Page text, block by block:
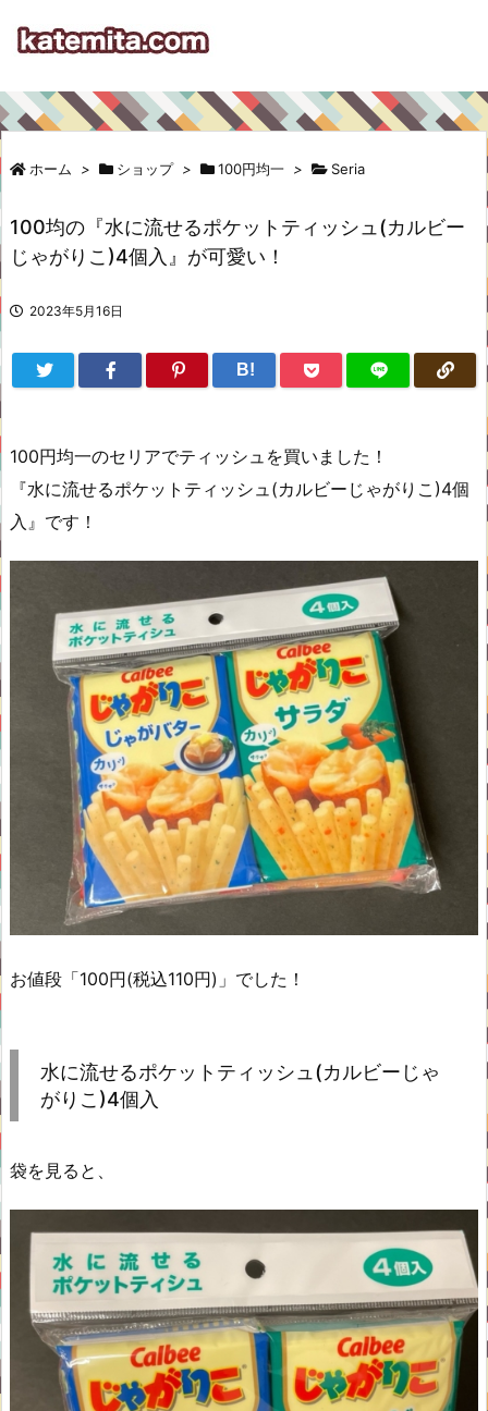
ホーム > ショップ > 100円均一 > Seria
100均の『水に流せるポケットティッシュ(カルビー
じゃがりこ)4個入』が可愛い！
2023年5月16日
B!
100円均一のセリアでティッシュを買いました！
『水に流せるポケットティッシュ(カルビーじゃがりこ)4個
入』です！
お値段「100円(税込110円)」でした！
水に流せるポケットティッシュ(カルビーじゃ
がりこ)4個入
袋を見ると、